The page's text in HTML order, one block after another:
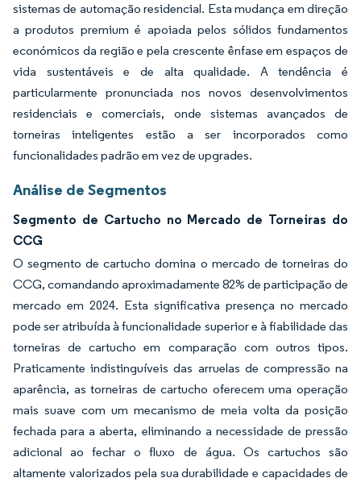
sistemas de automação residencial. Esta mudança em direção
a produtos premium é apoiada pelos sólidos fundamentos
económicos da região e pela crescente ênfase em espaços de
vida sustentáveis e de alta qualidade. A tendência é
particularmente pronunciada nos novos desenvolvimentos
residenciais e comerciais, onde sistemas avançados de
torneiras inteligentes estão a ser incorporados como
funcionalidades padrão em vez de upgrades.
Análise de Segmentos
Segmento de Cartucho no Mercado de Torneiras do
CCG
O segmento de cartucho domina o mercado de torneiras do
CCG, comandando aproximadamente 82% de participação de
mercado em 2024. Esta significativa presença no mercado
pode ser atribuída à funcionalidade superior e à fiabilidade das
torneiras de cartucho em comparação com outros tipos.
Praticamente indistinguíveis das arruelas de compressão na
aparência, as torneiras de cartucho oferecem uma operação
mais suave com um mecanismo de meia volta da posição
fechada para a aberta, eliminando a necessidade de pressão
adicional ao fechar o fluxo de água. Os cartuchos são
altamente valorizados pela sua durabilidade e capacidades de